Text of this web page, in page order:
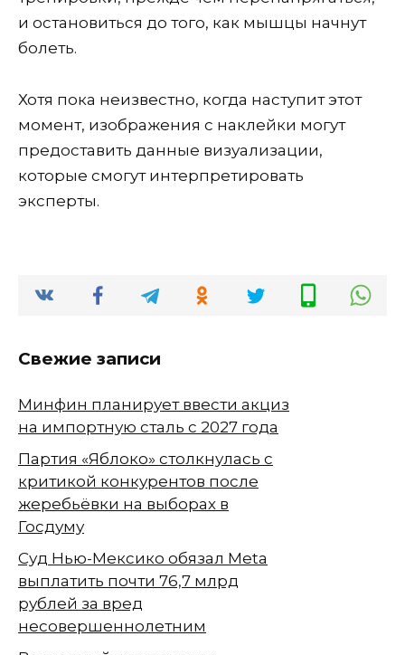
и остановиться до того, как мышцы начнут
болеть.
Хотя пока неизвестно, когда наступит этот
момент, изображения с наклейки могут
предоставить данные визуализации,
которые смогут интерпретировать
эксперты.
Свежие записи
Минфин планирует ввести акциз
на импортную сталь с 2027 года
Партия «Яблоко» столкнулась с
критикой конкурентов после
жеребьёвки на выборах в
Госдуму
Суд Нью-Мексико обязал Meta
выплатить почти 76,7 млрд
рублей за вред
несовершеннолетним